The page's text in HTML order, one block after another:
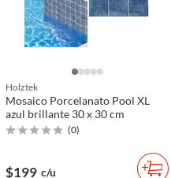
Holztek
Mosaico Porcelanato Pool XL
azul brillante 30 x 30 cm
(0)
$199 c/u